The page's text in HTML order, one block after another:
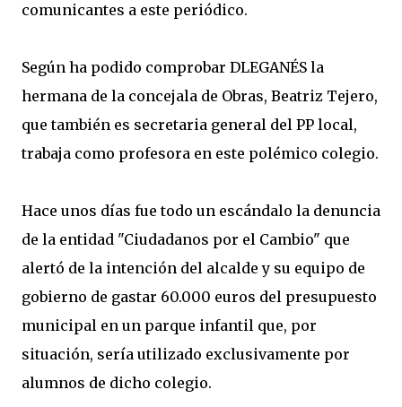
comunicantes a este periódico.
Según ha podido comprobar DLEGANÉS la
hermana de la concejala de Obras, Beatriz Tejero,
que también es secretaria general del PP local,
trabaja como profesora en este polémico colegio.
Hace unos días fue todo un escándalo la denuncia
de la entidad "Ciudadanos por el Cambio" que
alertó de la intención del alcalde y su equipo de
gobierno de gastar 60.000 euros del presupuesto
municipal en un parque infantil que, por
situación, sería utilizado exclusivamente por
alumnos de dicho colegio.